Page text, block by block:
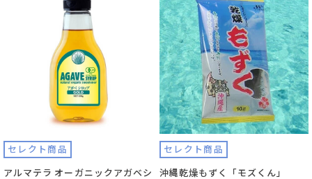
セレクト商品
アルマテラ オーガニックアガベシ
セレクト商品
沖縄乾燥もずく「モズくん」